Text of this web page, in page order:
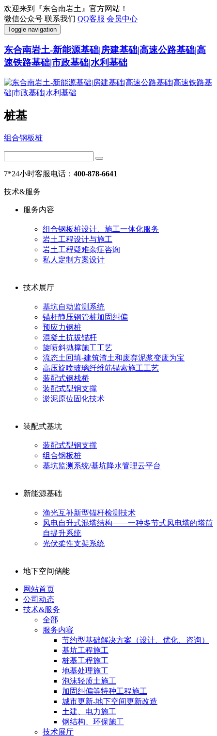
欢迎来到『东合南岩土』官方网站！
微信公众号 联系我们 QQ客服 会员中心
Toggle navigation
东合南岩土-新能源基础|房建基础|高速公路基础|高
速铁路基础|市政基础|水利基础
桩基
组合钢板桩
7*24小时客服电话： 400-878-6641
技术&服务
服务内容
组合钢板桩设计、施工一体化服务
岩土工程设计与施工
岩土工程疑难杂症咨询
私人定制方案设计
技术展厅
基坑自动监测系统
锚杆静压钢管桩加固纠偏
预应力钢桩
混凝土抗拔锚杆
旋喷斜抛撑施工工艺
流态土回填-建筑渣土和废弃泥浆变废为宝
高压旋喷玻璃纤维筋锚索施工工艺
装配式钢栈桥
装配式型钢支撑
淤泥原位固化技术
装配式基坑
装配式型钢支撑
组合钢板桩
基坑监测系统/基坑降水管理云平台
新能源基础
渔光互补新型锚杆检测技术
风电自升式混塔结构——一种多节式风电塔的塔筒
自提升系统
光伏柔性支架系统
地下空间储能
网站首页
公司动态
技术&服务
全部
服务内容
节约型基础解决方案（设计、优化、咨询）
基坑工程施工
桩基工程施工
地基处理施工
泡沫轻质土施工
加固纠偏等特种工程施工
城市更新-地下空间更新改造
土建、电力施工
钢结构、环保施工
技术展厅